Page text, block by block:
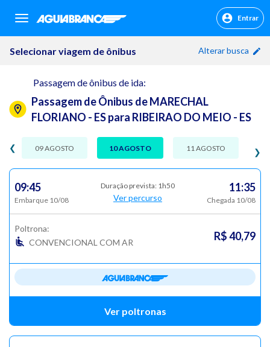
sr.header.toggle.navigation Entrar
Selecionar viagem de ônibus Alterar busca
Passagem de ônibus de ida:
Passagem de Ônibus de MARECHAL
FLORIANO - ES para RIBEIRAO DO MEIO - ES
❯
❮ 09 AGOSTO 10 AGOSTO 11 AGOSTO
09:45
Embarque 10/08
Duração prevista: 1h50
Ver percurso
11:35
Chegada 10/08
Poltrona:
CONVENCIONAL COM AR
R$ 40,79
Ver poltronas